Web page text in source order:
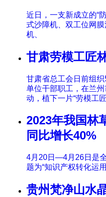
近日，一支新成立的“
式沙障机、双工位网
机、
甘肃劳模工匠
甘肃省总工会日前组
单位干部职工，在兰
动，植下一片“劳模工匠
2023年我国林
同比增长40%
4月20日—4月26日是
题为“知识产权转化运
贵州梵净山水